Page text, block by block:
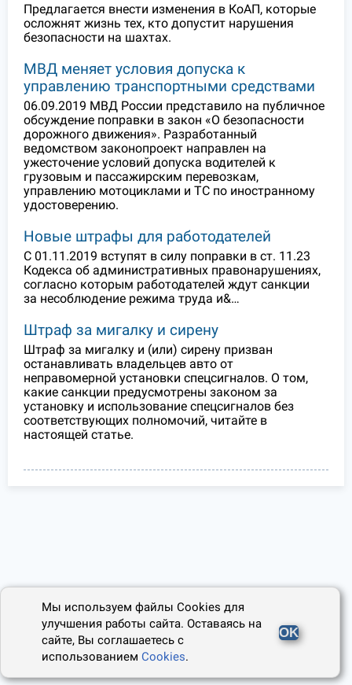
Предлагается внести изменения в КоАП, которые
осложнят жизнь тех, кто допустит нарушения
безопасности на шахтах.
МВД меняет условия допуска к
управлению транспортными средствами
06.09.2019 МВД России представило на публичное
обсуждение поправки в закон «О безопасности
дорожного движения». Разработанный
ведомством законопроект направлен на
ужесточение условий допуска водителей к
грузовым и пассажирским перевозкам,
управлению мотоциклами и ТС по иностранному
удостоверению.
Новые штрафы для работодателей
С 01.11.2019 вступят в силу поправки в ст. 11.23
Кодекса об административных правонарушениях,
согласно которым работодателей ждут санкции
за несоблюдение режима труда и&…
Штраф за мигалку и сирену
Штраф за мигалку и (или) сирену призван
останавливать владельцев авто от
неправомерной установки спецсигналов. О том,
какие санкции предусмотрены законом за
установку и использование спецсигналов без
соответствующих полномочий, читайте в
настоящей статье.
Мы используем файлы Cookies для
улучшения работы сайта. Оставаясь на
сайте, Вы соглашаетесь с
использованиемCookies.
OK